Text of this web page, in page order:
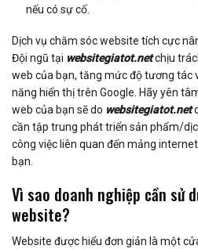
nếu có sự cố.
Dịch vụ chăm sóc website tích cực
Đội ngũ tại websitegiatot.netchịu
web của bạn, tăng mức độ tương tác
năng hiển thị trên Google. Hãy yên
web của bạn sẽ do websitegiatot.net
cần tập trung phát triển sản phẩm/
công việc liên quan đến mảng
bạn.
Vì sao doanh nghiệp cần sử
website?
Website được hiểu đơn giản là một